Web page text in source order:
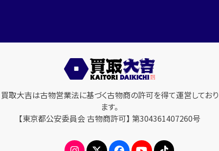
買取大吉は古物営業法に基づく古物商の許可を得て運営しており
ます。
【東京都公安委員会 古物商許可】 第304361407260号